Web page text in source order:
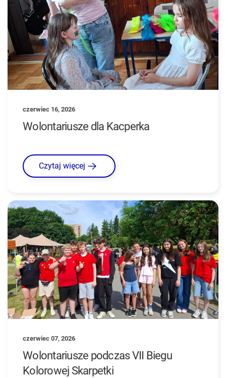
czerwiec 16, 2026
Wolontariusze dla Kacperka
Czytaj więcej
czerwiec 07, 2026
Wolontariusze podczas VII Biegu
Kolorowej Skarpetki